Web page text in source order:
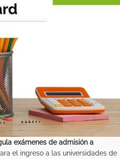
exámenes de admisión a
el ingreso a las universidades de